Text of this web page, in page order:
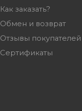
Как заказать?
Обмен и возврат
Отзывы покупателей
Сертификаты